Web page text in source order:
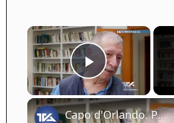
×
Play Video
Capo d'Orlando. Presentato il libro "La Sfera di Archimede" di Giuseppe Ioppolo